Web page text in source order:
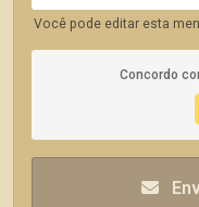
Você pode editar esta
Concordo